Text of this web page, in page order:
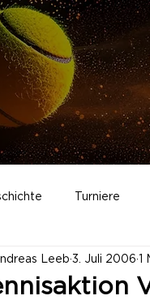
Turniere
Sponsoring
Leeb 3. Juli 2006 1